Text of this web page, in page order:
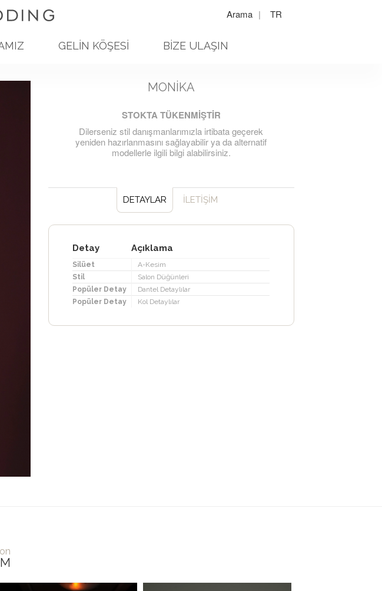
Arama | TR
GELİN KÖŞESİ BİZE ULAŞIN
MONIKA
STOKTA TÜKENMİŞTİR
Dilerseniz stil danışmanlarımızla irtibata geçerek
yeniden hazırlanmasını sağlayabilir ya da alternatif
modellerle ilgili bilgi alabilirsiniz.
DETAYLAR İLETİŞİM
Detay Açıklama
Silüet
A-Kesim
Stil
Salon Düğünleri
Popüler Detay
Dantel Detaylılar
Popüler Detay
Kol Detaylılar